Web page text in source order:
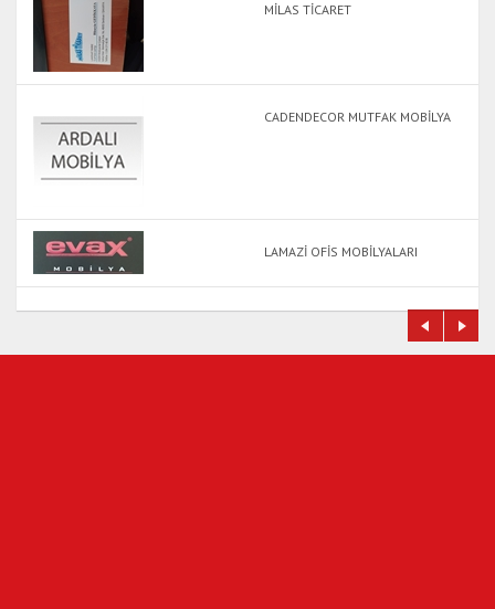
MİLAS TİCARET
CADENDECOR MUTFAK MOBİLYA
LAMAZİ OFİS MOBİLYALARI